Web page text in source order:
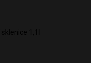
1,1l